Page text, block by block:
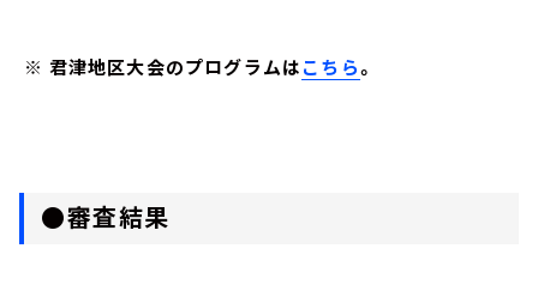
※ 君津地区大会のプログラムはこちら。
●審査結果